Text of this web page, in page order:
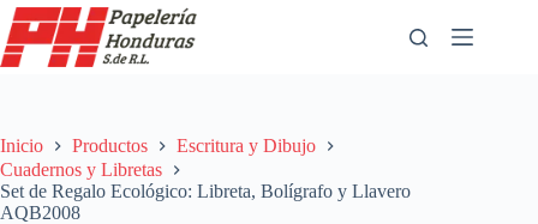
Saltar
al
contenido
Inicio Productos
Escritura y Dibujo
Cuadernos y Libretas
Set de Regalo Ecológico: Libreta, Bolígrafo y Llavero
AQB2008